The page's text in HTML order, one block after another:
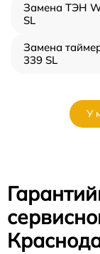
Замена ТЭН
SL
Замена
339 SL
У